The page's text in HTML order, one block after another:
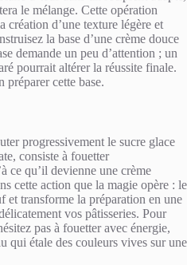
le mélange. Cette opération
création d’une texture légère et
la base d’une crème douce
demande un peu d’attention ; un
pourrait altérer la réussite finale.
préparer cette base.
progressivement le sucre glace
consiste à fouetter
ce qu’il devienne une crème
cette action que la magie opère : le
et transforme la préparation en une
vos pâtisseries. Pour
pas à fouetter avec énergie,
qui étale des couleurs vives sur une